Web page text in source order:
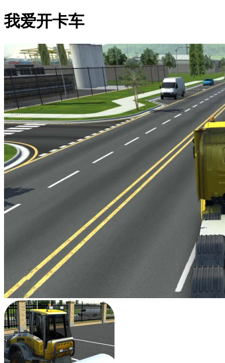
我爱开卡车